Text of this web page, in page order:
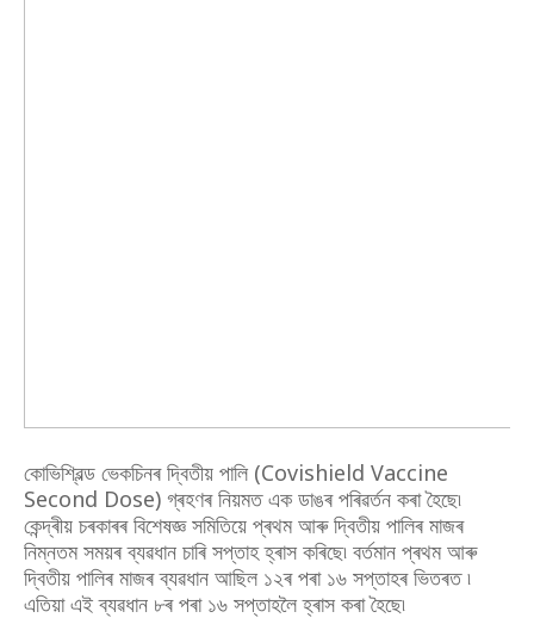
কোভিশ্বিল্ড ভেকচিনৰ দ্বিতীয় পালি (Covishield Vaccine
Second Dose) গ্ৰহণৰ নিয়মত এক ডাঙৰ পৰিৱৰ্তন কৰা হৈছে৷
কেন্দ্ৰীয় চৰকাৰৰ বিশেষজ্ঞ সমিতিয়ে প্ৰথম আৰু দ্বিতীয় পালিৰ মাজৰ
নিম্নতম সময়ৰ ব্যৱধান চাৰি সপ্তাহ হ্ৰাস কৰিছে৷ বৰ্তমান প্ৰথম আৰু
দ্বিতীয় পালিৰ মাজৰ ব্যৱধান আছিল ১২ৰ পৰা ১৬ সপ্তাহৰ ভিতৰত ৷
এতিয়া এই ব্যৱধান ৮ৰ পৰা ১৬ সপ্তাহলৈ হ্ৰাস কৰা হৈছে৷